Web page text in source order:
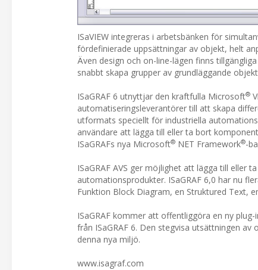
ISaVIEW integreras i arbetsbänken för
fördefinierade uppsättningar av objekt, helt
Även design och on-line-lägen finns
snabbt skapa grupper av grundläggande
ISaGRAF 6 utnyttjar den kraftfulla Microsoft®
automatiseringsleverantörer till att skapa
utformats speciellt för industriella
användare att lägga till eller ta bort
ISaGRAFs nya Microsoft® NET Framework®-
ISaGRAF AVS ger möjlighet att lägga till eller
automationsprodukter. ISaGRAF 6,0 har nu
Funktion Block Diagram, en Struktured Text,
ISaGRAF kommer att offentliggöra en ny
från ISaGRAF 6. Den stegvisa utsättningen
denna nya miljö.
www.isagraf.com